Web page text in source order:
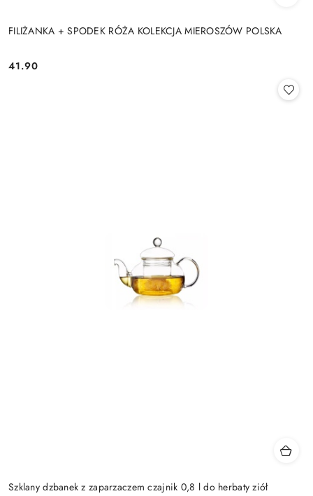
FILIŻANKA + SPODEK RÓŻA KOLEKCJA MIEROSZÓW POLSKA
Cena:
41.90
Szklany dzbanek z zaparzaczem czajnik 0,8 l do herbaty ziół